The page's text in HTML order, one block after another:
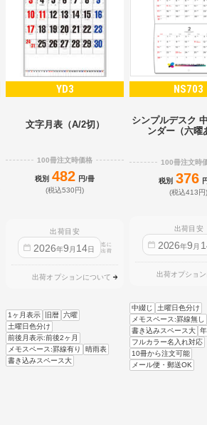
YD3
文字月表（A/2切）
100冊注文時価格
税別 482 円/冊
(税込530円)
出荷目安
2026年9 月 14日
迄に
出荷
出荷オプションについて
1ヶ月表示 旧暦 六曜
土曜日色分け
前後月表示:前後2ヶ月
メモスペース:罫線有り
晴雨表
書き込みスペース大
NS703
シンプルデスク
ンダー（六曜
100冊注文時
税別 376
(税込413円)
出荷目安
2026年9 月
出荷オプショ
中綴じ
土曜日色分け
メモスペース:罫線無し
書き込みスペース大
フルカラー名入れ対応
10冊から注文可能
メール便・郵送OK